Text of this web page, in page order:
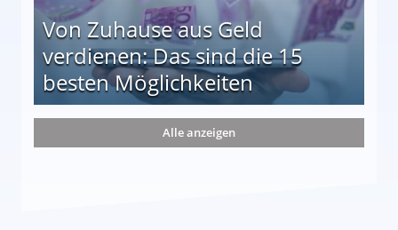
Von Zuhause aus Geld
verdienen: Das sind die 15
besten Möglichkeiten
die 15 besten Möglichkeiten
Alle anzeigen